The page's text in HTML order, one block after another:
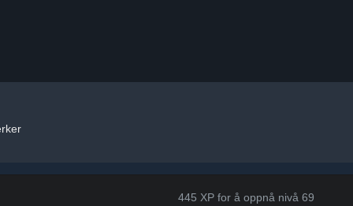
445 XP for å oppnå nivå 69